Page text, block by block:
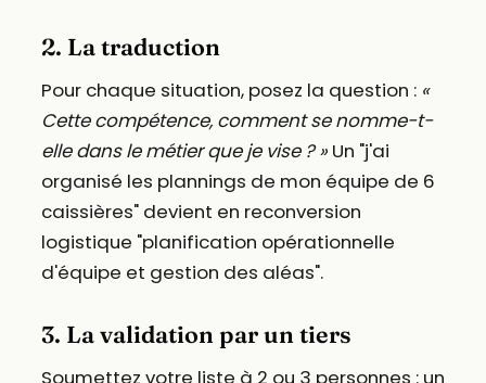
2. La traduction
Pour chaque situation, posez la question : «
Cette compétence, comment se nomme-t-
elle dans le métier que je vise ? »Un "j'ai
organisé les plannings de mon équipe de 6
caissières" devient en reconversion
logistique "planification opérationnelle
d'équipe et gestion des aléas".
3. La validation par un tiers
Soumettez votre liste à 2 ou 3 personnes : un